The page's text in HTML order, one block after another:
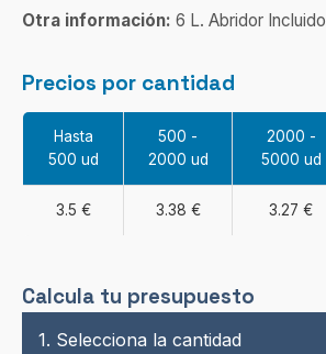
Otra información: 6 L. Abridor Incluido
Precios por cantidad
Hasta
500 ud
500 -
2000 ud
2000 -
5000 ud
3.5 € 3.38 € 3.27 €
Calcula tu presupuesto
1. Selecciona la cantidad